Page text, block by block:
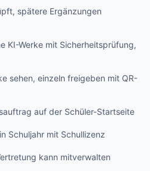
spätere Ergänzungen
KI-Werke mit Sicherheitsprüfung,
sehen, einzeln freigeben mit QR-
auf der Schüler-Startseite
Schuljahr mit Schullizenz
kann mitverwalten